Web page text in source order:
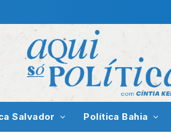
Salvador Política Bahia